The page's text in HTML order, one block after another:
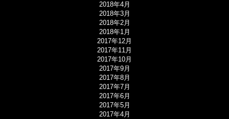
2018年4月
2018年3月
2018年2月
2018年1月
2017年12月
2017年11月
2017年10月
2017年9月
2017年8月
2017年7月
2017年6月
2017年5月
2017年4月